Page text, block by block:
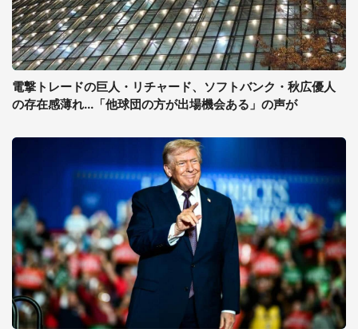
電撃トレードの巨人・リチャード、ソフトバンク・秋広優人
の存在感薄れ...「他球団の方が出場機会ある」の声が